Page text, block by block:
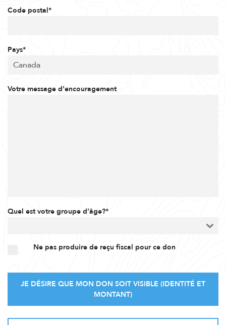
Code postal*
Pays*
Votre message d’encouragement
Quel est votre groupe d’âge?*
Ne pas produire de reçu fiscal pour ce don
JE DÉSIRE QUE MON DON SOIT VISIBLE (IDENTITÉ ET
MONTANT)